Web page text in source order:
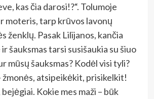
kas čia darosi!?“. Tolumoje
moteris, tarp krūvos lavonų
ženklų. Pasak Lilijanos, kančia
šauksmas tarsi susišaukia su šiuo
mūsų šauksmas? Kodėl visi tyli?
žmonės, atsipeikėkit, prisikelkit!
bejėgiai. Kokie mes maži – būk